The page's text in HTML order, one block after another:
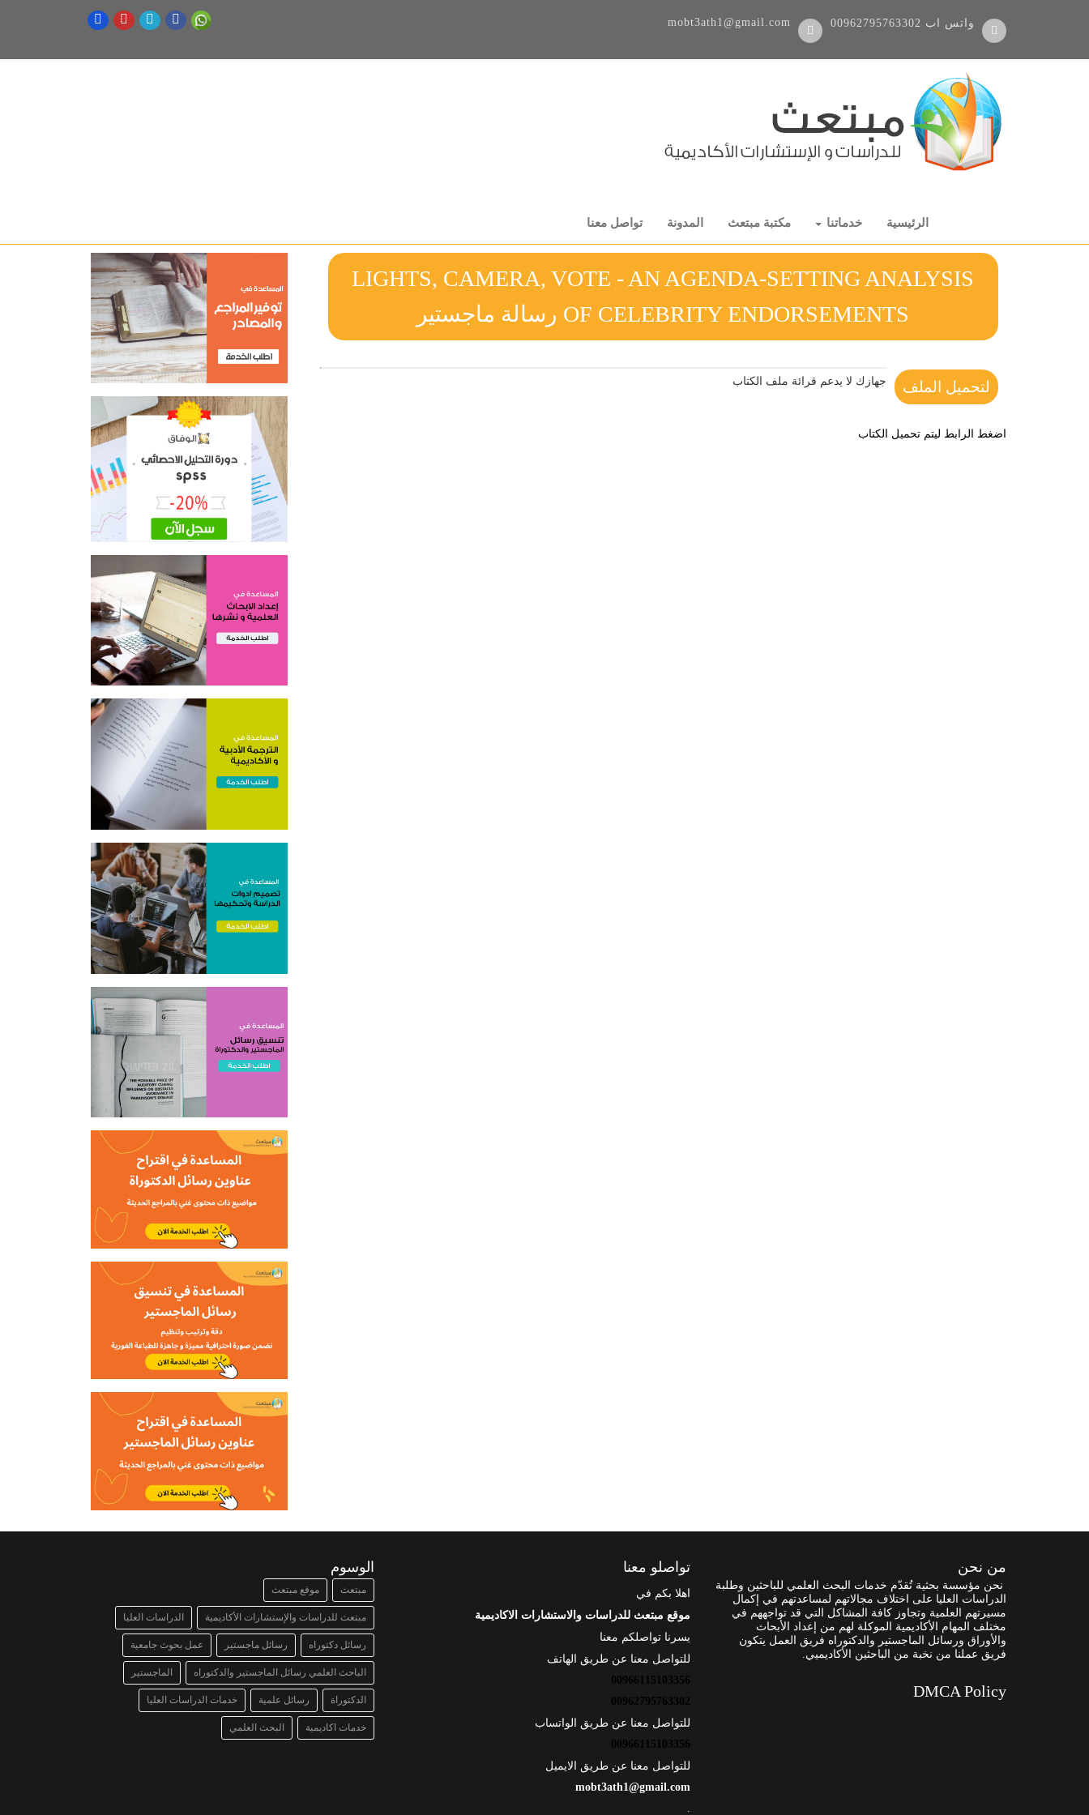
00962795763302 واتس اب mobt3ath1@gmail.com
الرئيسية خدماتنا مكتبة مبتعث المدونة تواصل معنا
LIGHTS, CAMERA, VOTE - AN AGENDA-SETTING ANALYSIS
OF CELEBRITY ENDORSEMENTS رسالة ماجستير
لتحميل الملف جهازك لا يدعم قرائة ملف الكتاب
اضغط الرابط ليتم تحميل الكتاب
من نحن
نحن مؤسسة بحثية تُقدّم خدمات البحث العلمي للباحثين وطلبة
الدراسات العليا على اختلاف مجالاتهم لمساعدتهم في إكمال
مسيرتهم العلمية وتجاوز كافة المشاكل التي قد تواجههم في
مختلف المهام الأكاديمية الموكلة لهم من إعداد الأبحاث
والأوراق ورسائل الماجستير والدكتوراه فريق العمل يتكون
فريق عملنا من نخبة من الباحثين الأكاديميي.
DMCA Policy
تواصلو معنا
اهلا بكم في
موقع مبتعث للدراسات والاستشارات الاكاديمية
يسرنا تواصلكم معنا
للتواصل معنا عن طريق الهاتف
00966115103356
00962795763302
للتواصل معنا عن طريق الواتساب
00966115103356
للتواصل معنا عن طريق الايميل
mobt3ath1@gmail.com
الوسوم
مبتعث موقع مبتعث
مبتعث للدراسات والإستشارات الأكاديمية الدراسات العليا
رسائل دكتوراه رسائل ماجستير عمل بحوث جامعية
الباحث العلمي رسائل الماجستير والدكتوراه الماجستير
الدكتوراة رسائل علمية خدمات الدراسات العليا
خدمات اكاديمية البحث العلمي